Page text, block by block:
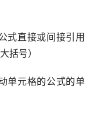
式直接或间接引用
括号）
单元格的公式的单